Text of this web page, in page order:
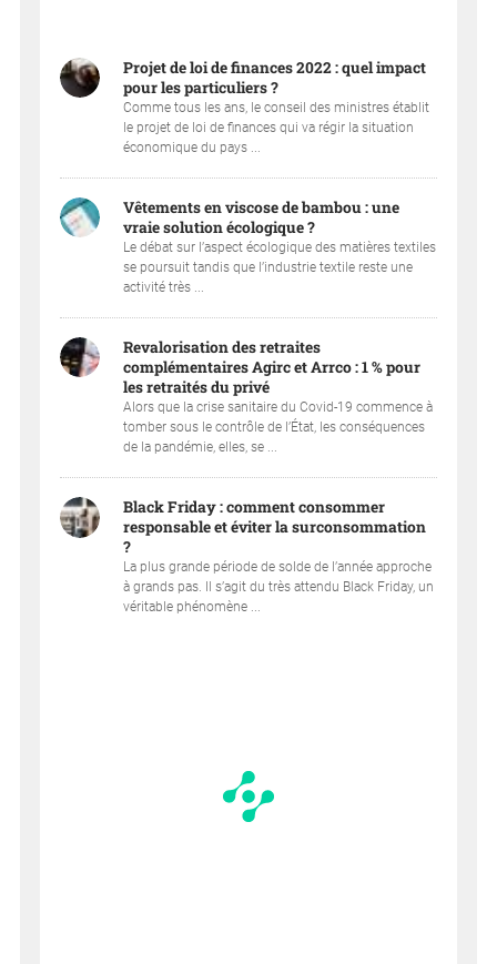
Projet de loi de finances 2022 : quel impact
pour les particuliers ?
Comme tous les ans, le conseil des ministres établit
le projet de loi de finances qui va régir la situation
économique du pays ...
Vêtements en viscose de bambou : une
vraie solution écologique ?
Le débat sur l’aspect écologique des matières textiles
se poursuit tandis que l’industrie textile reste une
activité très ...
Revalorisation des retraites
complémentaires Agirc et Arrco : 1 % pour
les retraités du privé
Alors que la crise sanitaire du Covid-19 commence à
tomber sous le contrôle de l’État, les conséquences
de la pandémie, elles, se ...
Black Friday : comment consommer
responsable et éviter la surconsommation
?
La plus grande période de solde de l’année approche
à grands pas. Il s’agit du très attendu Black Friday, un
véritable phénomène ...